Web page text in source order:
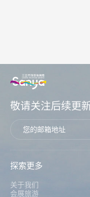
敬请关注后续更
探索更多
关于我们
会展旅游